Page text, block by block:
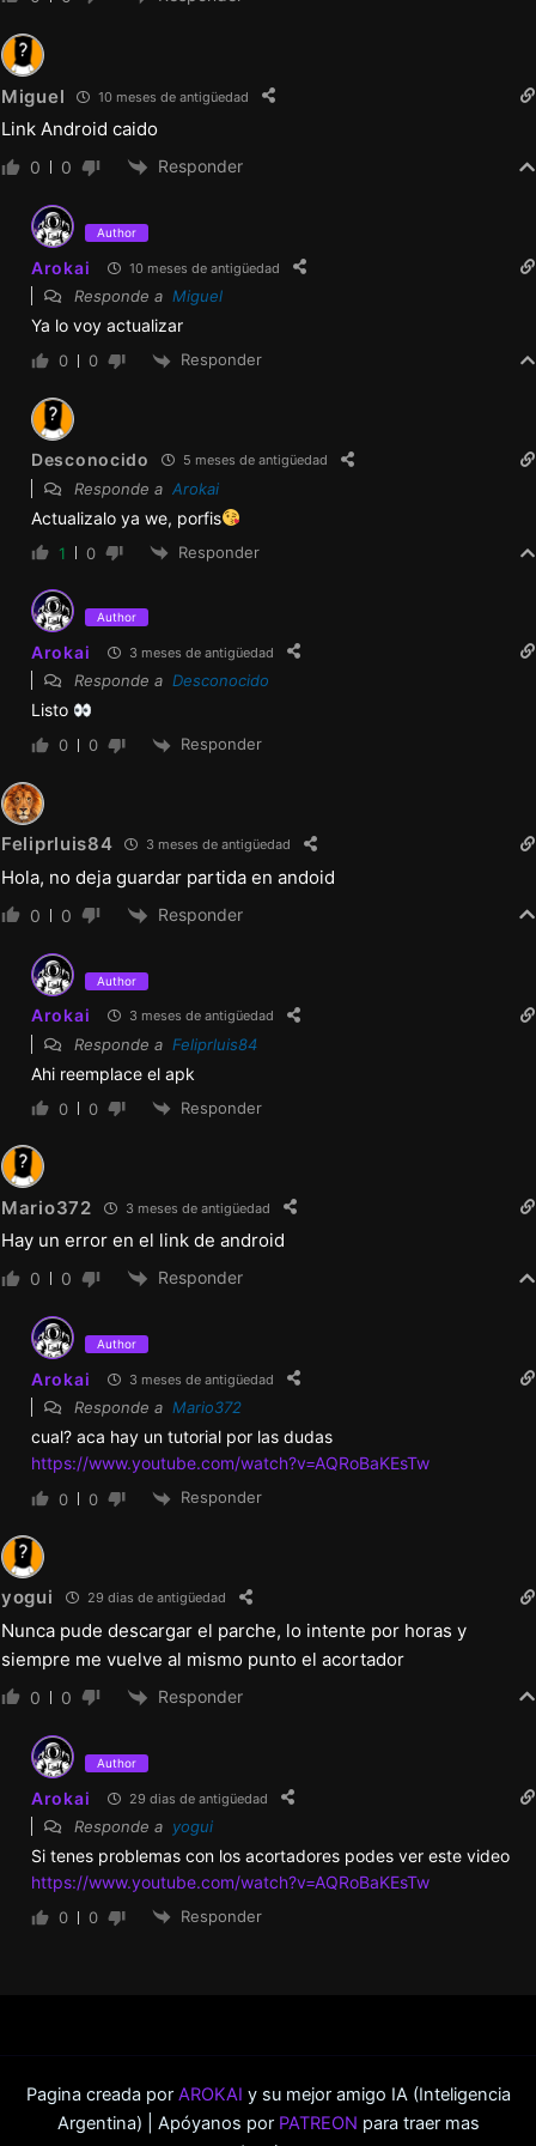
1 gran evento con Sara + 1 evento extendido
en la versión Extendida
1 evento con Lexi
1 evento con Yuki + 1 evento extendido en la
versión Extendida
1 evento con Kim
1 evento adicional con Roxy
1 evento adicional con Ashley
Corrección de errores
Principal:
926 imágenes y 13 animaciones (+92
imágenes, 3 animaciones y 6 fotos eróticas
para la versión Extendida)
1 gran evento con Rachel y Courtney + 1
evento extendido en la versión Extendida
extendido en la versión Extendida
1 gran evento con Nikki
1 evento con Sasha y Alyssa
1 evento adicional con Ashley
1 evento adicional con Roxy
1 evento especial (4.º aniversario). Lo
encontrarás en el diario del/de la
protagonista -> Icono de estrella
Corrección de errores
v1.6.0 Extendida
Principal:
885 imágenes y 14 animaciones
78 imágenes y 5 animaciones para la versión
extendida
2) Eventos:
1 pequeño evento con Sara + 1 evento
extendido en la versión extendida
Miguel 10 meses de antigüedad
Link Android caido
0 0 Responder
Author
Arokai 10 meses de antigüedad
Responde a Miguel
Ya lo voy actualizar
0 0 Responder
Desconocido 5 meses de antigüedad
Responde a Arokai
Actualizalo ya we, porfis
1 0 Responder
Author
Arokai 3 meses de antigüedad
Responde a Desconocido
Listo
0 0 Responder
Feliprluis84 3 meses de antigüedad
Hola, no deja guardar partida en andoid
0 0 Responder
Author
Arokai 3 meses de antigüedad
Responde a Feliprluis84
Ahi reemplace el apk
0 0 Responder
Mario372 3 meses de antigüedad
Hay un error en el link de android
0 0 Responder
Author
Arokai 3 meses de antigüedad
Responde a Mario372
cual? aca hay un tutorial por las dudas
https://www.youtube.com/watch?v=AQRoBaKEsTw
0 0 Responder
yogui 29 dias de antigüedad
Nunca pude descargar el parche, lo intente por horas y
siempre me vuelve al mismo punto el acortador
0 0 Responder
Author
Arokai 29 dias de antigüedad
Responde a yogui
Si tenes problemas con los acortadores podes ver este video
https://www.youtube.com/watch?v=AQRoBaKEsTw
0 0 Responder
Pagina creada por AROKAI y su mejor amigo IA (Inteligencia
Argentina) | Apóyanos por PATREON para traer mas